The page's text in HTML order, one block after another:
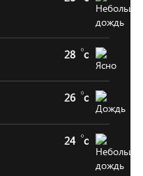
28 c
26 c
24 c